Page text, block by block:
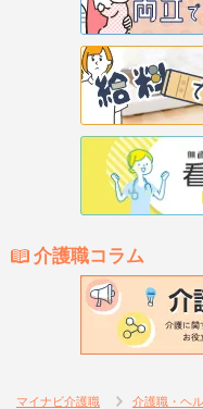
介護職コラム
マイナビ介護職 介護職・ヘ